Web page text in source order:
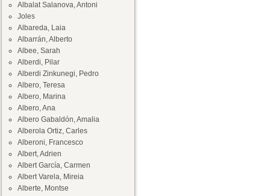
Albalat Salanova, Antoni
Joles
Albareda, Laia
Albarrán, Alberto
Albee, Sarah
Alberdi, Pilar
Alberdi Zinkunegi, Pedro
Albero, Teresa
Albero, Marina
Albero, Ana
Albero Gabaldón, Amalia
Alberola Ortiz, Carles
Alberoni, Francesco
Albert, Adrien
Albert García, Carmen
Albert Varela, Mireia
Alberte, Montse